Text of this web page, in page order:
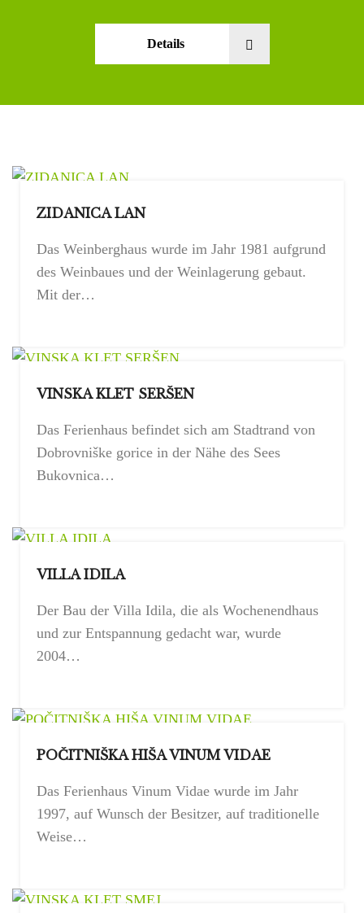
Details
ZIDANICA LAN
Das Weinberghaus wurde im Jahr 1981 aufgrund
des Weinbaues und der Weinlagerung gebaut.
Mit der…
VINSKA KLET SERŠEN
Das Ferienhaus befindet sich am Stadtrand von
Dobrovniške gorice in der Nähe des Sees
Bukovnica…
VILLA IDILA
Der Bau der Villa Idila, die als Wochenendhaus
und zur Entspannung gedacht war, wurde
2004…
POČITNIŠKA HIŠA VINUM VIDAE
Das Ferienhaus Vinum Vidae wurde im Jahr
1997, auf Wunsch der Besitzer, auf traditionelle
Weise…